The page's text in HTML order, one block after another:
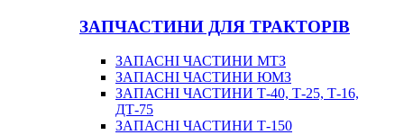
ЗАПЧАСТИНИ ДЛЯ ТРАКТОРІВ
ЗАПАСНІ ЧАСТИНИ МТЗ
ЗАПАСНІ ЧАСТИНИ ЮМЗ
ЗАПАСНІ ЧАСТИНИ Т-40, Т-25, Т-16,
ДТ-75
ЗАПАСНІ ЧАСТИНИ Т-150